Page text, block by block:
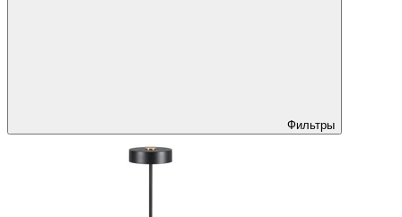
Фильтры